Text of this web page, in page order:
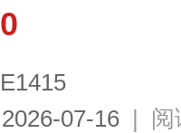
2026-07-16 | 阅